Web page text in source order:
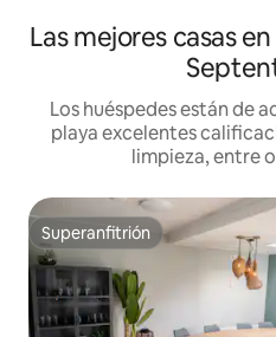
Las mejores casas
Los huéspedes están de
playa excelentes
limpieza, entre
Superanfitrión
Superanfitrión